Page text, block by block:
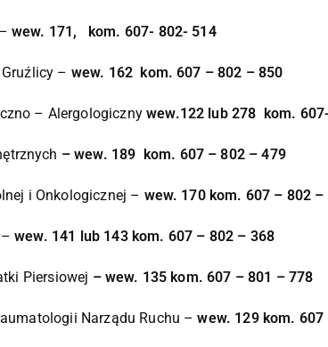
wew. 171, kom. 607- 802- 514
Gruźlicy – wew. 162 kom. 607 – 802 – 850
– Alergologicznywew.122 lub 278 kom.
– wew. 189 kom. 607 – 802 – 479
i Onkologicznej – wew. 170 kom. 607 – 802 –
–wew. 141 lub 143 kom. 607 – 802 – 368
Piersiowej – wew. 135 kom. 607 – 801 – 778
Narządu Ruchu –wew. 129 kom.